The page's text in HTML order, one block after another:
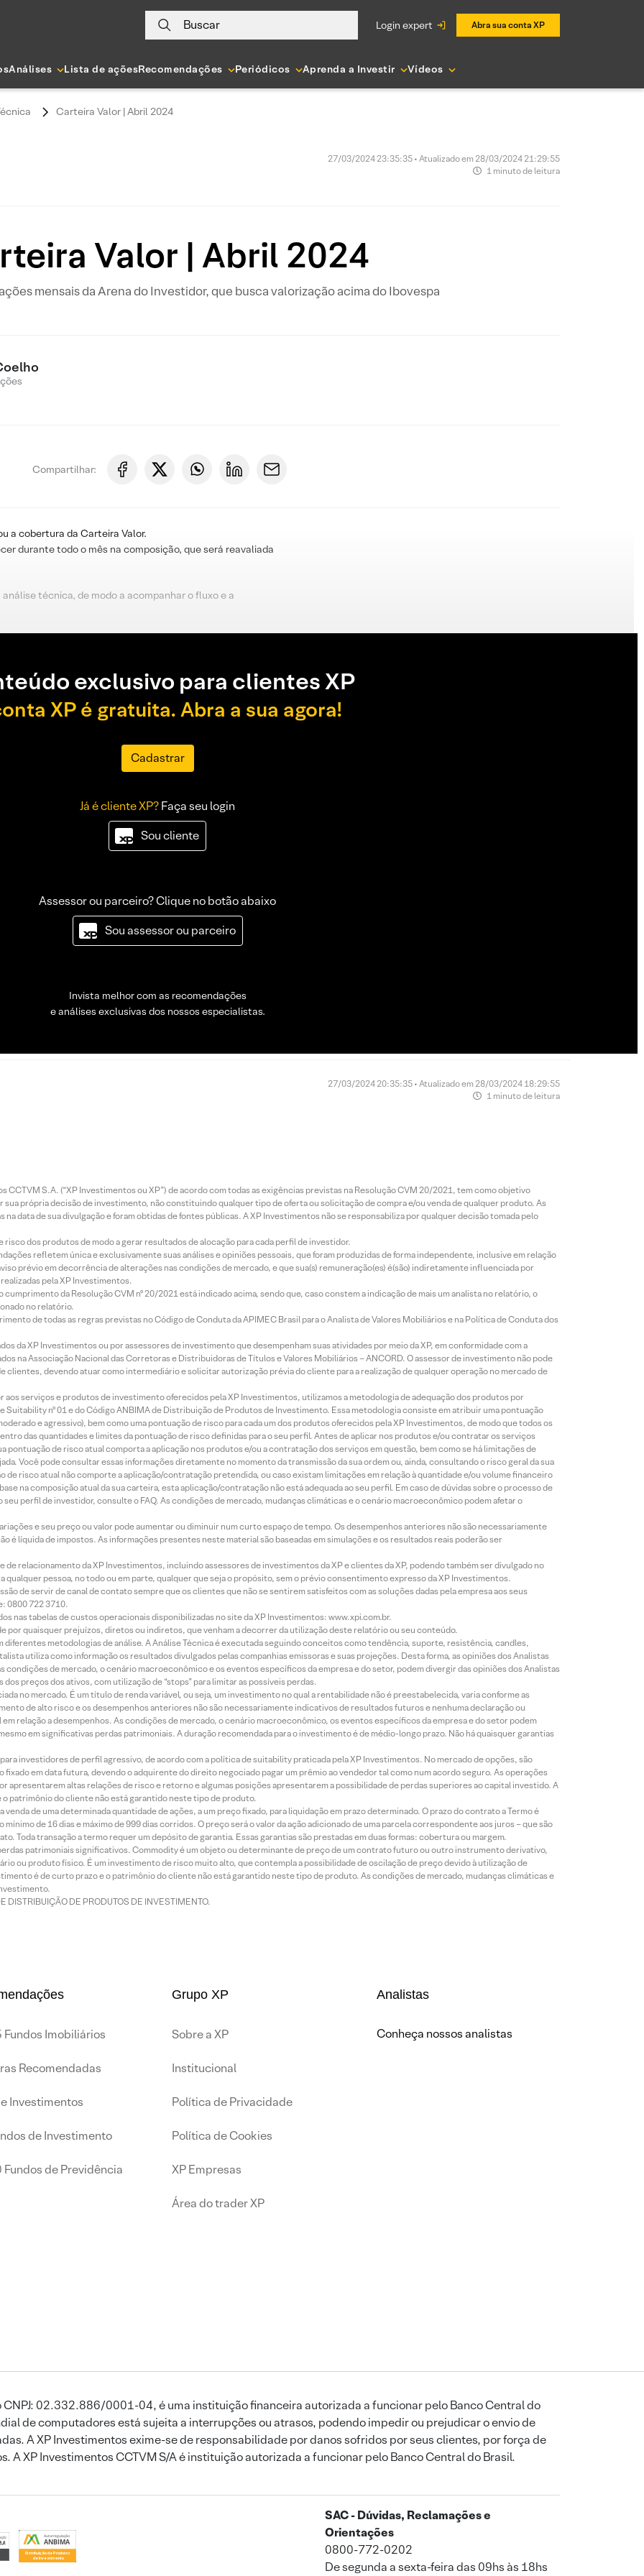
Buscar login expert Abra sua conta XP
Análises Lista de açõesRecomendações Periódicos Aprenda a Investir Vídeos
Carteira Valor | Abril 2024
27/03/2024 23:35:35 • Atualizado em 28/03/2024 21:29:55
1 minuto de leitura
Valor | Abril 2024
mensais da Arena do Investidor, que busca valorização acima do Ibovespa
Compartilhar:
a cobertura da Carteira Valor.
durante todo o mês na composição, que será reavaliada
técnica, de modo a acompanhar o fluxo e a
exclusivo para clientes XP
XP é gratuita. Abra a sua agora!
Cadastrar
Já é cliente XP?Faça seu login
Sou cliente
Assessor ou parceiro? Clique no botão abaixo
Sou assessor ou parceiro
Invista melhor com as recomendações
e análises exclusivas dos nossos especialistas.
27/03/2024 20:35:35 • Atualizado em 28/03/2024 18:29:55
1 minuto de leitura
CCTVM S.A. (“XP Investimentos ou XP”) de acordo com todas as exigências previstas na Resolução CVM 20/2021, tem como objetivo
própria decisão de investimento, não constituindo qualquer tipo de oferta ou solicitação de compra e/ou venda de qualquer produto. As
data de sua divulgação e foram obtidas de fontes públicas. A XP Investimentos não se responsabiliza por qualquer decisão tomada pelo
dos produtos de modo a gerar resultados de alocação para cada perfil de investidor.
refletem única e exclusivamente suas análises e opiniões pessoais, que foram produzidas de forma independente, inclusive em relação
prévio em decorrência de alterações nas condições de mercado, e que sua(s) remuneração(es) é(são) indiretamente influenciada por
pela XP Investimentos.
da Resolução CVM nº 20/2021 está indicado acima, sendo que, caso constem a indicação de mais um analista no relatório, o
no relatório.
de todas as regras previstas no Código de Conduta da APIMEC Brasil para o Analista de Valores Mobiliários e na Política de Conduta dos
da XP Investimentos ou por assessores de investimento que desempenham suas atividades por meio da XP, em conformidade com a
na Associação Nacional das Corretoras e Distribuidoras de Títulos e Valores Mobiliários – ANCORD. O assessor de investimento não pode
devendo atuar como intermediário e solicitar autorização prévia do cliente para a realização de qualquer operação no mercado de
aos serviços e produtos de investimento oferecidos pela XP Investimentos, utilizamos a metodologia de adequação dos produtos por
nº 01 e do Código ANBIMA de Distribuição de Produtos de Investimento. Essa metodologia consiste em atribuir uma pontuação
e agressivo), bem como uma pontuação de risco para cada um dos produtos oferecidos pela XP Investimentos, de modo que todos os
das quantidades e limites da pontuação de risco definidas para o seu perfil. Antes de aplicar nos produtos e/ou contratar os serviços
de risco atual comporta a aplicação nos produtos e/ou a contratação dos serviços em questão, bem como se há limitações de
Você pode consultar essas informações diretamente no momento da transmissão da sua ordem ou, ainda, consultando o risco geral da sua
de risco atual não comporte a aplicação/contratação pretendida, ou caso existam limitações em relação à quantidade e/ou volume financeiro
na composição atual da sua carteira, esta aplicação/contratação não está adequada ao seu perfil. Em caso de dúvidas sobre o processo de
perfil de investidor, consulte o FAQ. As condições de mercado, mudanças climáticas e o cenário macroeconômico podem afetar o
e seu preço ou valor pode aumentar ou diminuir num curto espaço de tempo. Os desempenhos anteriores não são necessariamente
é líquida de impostos. As informações presentes neste material são baseadas em simulações e os resultados reais poderão ser
relacionamento da XP Investimentos, incluindo assessores de investimentos da XP e clientes da XP, podendo também ser divulgado no
qualquer pessoa, no todo ou em parte, qualquer que seja o propósito, sem o prévio consentimento expresso da XP Investimentos.
de servir de canal de contato sempre que os clientes que não se sentirem satisfeitos com as soluções dadas pela empresa aos seus
0800 722 3710.
nas tabelas de custos operacionais disponibilizadas no site da XP Investimentos: www.xpi.com.br.
por quaisquer prejuízos, diretos ou indiretos, que venham a decorrer da utilização deste relatório ou seu conteúdo.
diferentes metodologias de análise. A Análise Técnica é executada seguindo conceitos como tendência, suporte, resistência, candles,
utiliza como informação os resultados divulgados pelas companhias emissoras e suas projeções. Desta forma, as opiniões dos Analistas
condições de mercado, o cenário macroeconômico e os eventos específicos da empresa e do setor, podem divergir das opiniões dos Analistas
preços dos ativos, com utilização de “stops” para limitar as possíveis perdas.
no mercado. É um título de renda variável, ou seja, um investimento no qual a rentabilidade não é preestabelecida, varia conforme as
de alto risco e os desempenhos anteriores não são necessariamente indicativos de resultados futuros e nenhuma declaração ou
relação a desempenhos. As condições de mercado, o cenário macroeconômico, os eventos específicos da empresa e do setor podem
em significativas perdas patrimoniais. A duração recomendada para o investimento é de médio-longo prazo. Não há quaisquer garantias
investidores de perfil agressivo, de acordo com a política de suitability praticada pela XP Investimentos. No mercado de opções, são
em data futura, devendo o adquirente do direito negociado pagar um prêmio ao vendedor tal como num acordo seguro. As operações
apresentarem altas relações de risco e retorno e algumas posições apresentarem a possibilidade de perdas superiores ao capital investido. A
patrimônio do cliente não está garantido neste tipo de produto.
de uma determinada quantidade de ações, a um preço fixado, para liquidação em prazo determinado. O prazo do contrato a Termo é
de 16 dias e máximo de 999 dias corridos. O preço será o valor da ação adicionado de uma parcela correspondente aos juros – que são
Toda transação a termo requer um depósito de garantia. Essas garantias são prestadas em duas formas: cobertura ou margem.
patrimoniais significativos. Commodity é um objeto ou determinante de preço de um contrato futuro ou outro instrumento derivativo,
ou produto físico. É um investimento de risco muito alto, que contempla a possibilidade de oscilação de preço devido à utilização de
é de curto prazo e o patrimônio do cliente não está garantido neste tipo de produto. As condições de mercado, mudanças climáticas e
DISTRIBUIÇÃO DE PRODUTOS DE INVESTIMENTO.
Fundos Imobiliários
Recomendadas
Investimentos
de Investimento
Fundos de Previdência
Grupo XP
Sobre a XP
Institucional
Política de Privacidade
Política de Cookies
XP Empresas
Área do trader XP
Analistas
Conheça nossos analistas
CNPJ: 02.332.886/0001-04, é uma instituição financeira autorizada a funcionar pelo Banco Central do
de computadores está sujeita a interrupções ou atrasos, podendo impedir ou prejudicar o envio de
A XP Investimentos exime-se de responsabilidade por danos sofridos por seus clientes, por força de
A XP Investimentos CCTVM S/A é instituição autorizada a funcionar pelo Banco Central do Brasil.
SAC - Dúvidas, Reclamações e
Orientações
0800-772-0202
De segunda a sexta-feira das 09hs às 18hs